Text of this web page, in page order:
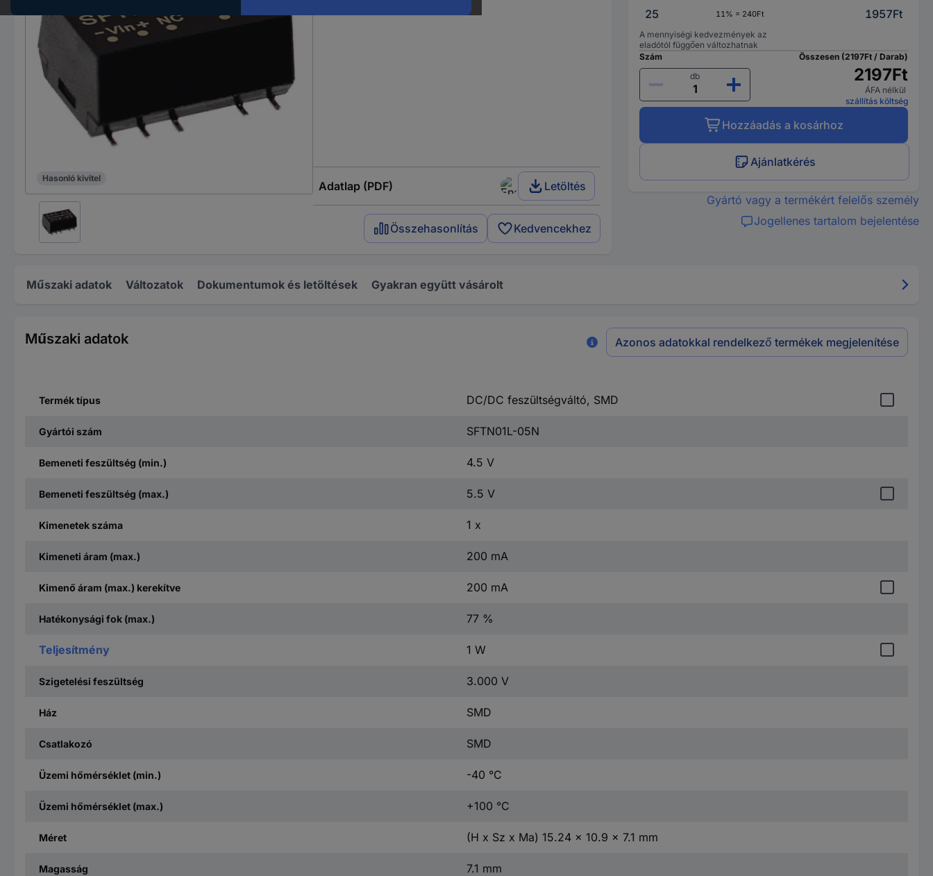
Hasonló kivitel
Adatlap (PDF) Letöltés
Összehasonlítás Kedvencekhez
25
11% = 240Ft 1957Ft
A mennyiségi kedvezmények az
eladótól függően változhatnak
Szám
db
Összesen (2197Ft / Darab)
2197Ft
ÁFA nélkül
szállítás költség
Hozzáadás a kosárhoz
Ajánlatkérés
Gyártó vagy a termékért felelős személy
Jogellenes tartalom bejelentése
Műszaki adatok Változatok Dokumentumok és letöltések Gyakran együtt vásárolt
Műszaki adatok Azonos adatokkal rendelkező termékek megjelenítése
Termék típus DC/DC feszültségváltó, SMD
Gyártói szám SFTN01L-05N
Bemeneti feszültség (min.) 4.5 V
Bemeneti feszültség (max.) 5.5 V
Kimenetek száma 1 x
Kimeneti áram (max.) 200 mA
Kimenő áram (max.) kerekítve 200 mA
Hatékonysági fok (max.) 77 %
Teljesítmény 1 W
Szigetelési feszültség 3.000 V
Ház SMD
Csatlakozó SMD
Üzemi hőmérséklet (min.) -40 °C
Üzemi hőmérséklet (max.) +100 °C
Méret (H x Sz x Ma) 15.24 x 10.9 x 7.1 mm
Magasság 7.1 mm